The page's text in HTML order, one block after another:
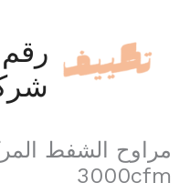
المحتوى
مراوح الشفط
3000cfm